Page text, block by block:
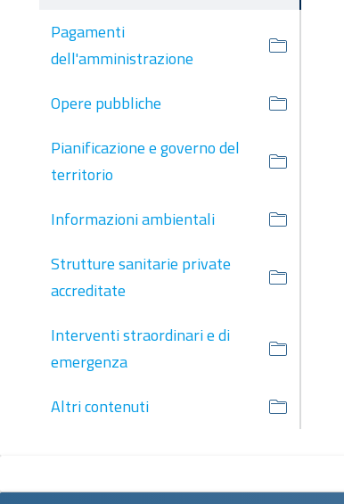
Pagamenti
dell'amministrazione
Opere pubbliche
Pianificazione e governo del
territorio
Informazioni ambientali
Strutture sanitarie private
accreditate
Interventi straordinari e di
emergenza
Altri contenuti